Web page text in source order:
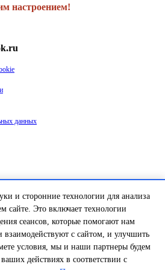
настроением!
данных
г. Кронштадт, ул. Петровская дом
добавлен в
и сторонние технологии для анализа
сайте. Это включает технологии
сеансов, которые помогают нам
взаимодействуют с сайтом, и улучшить
условия, мы и наши партнеры будем
действиях в соответствии с